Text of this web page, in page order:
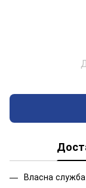
Власна